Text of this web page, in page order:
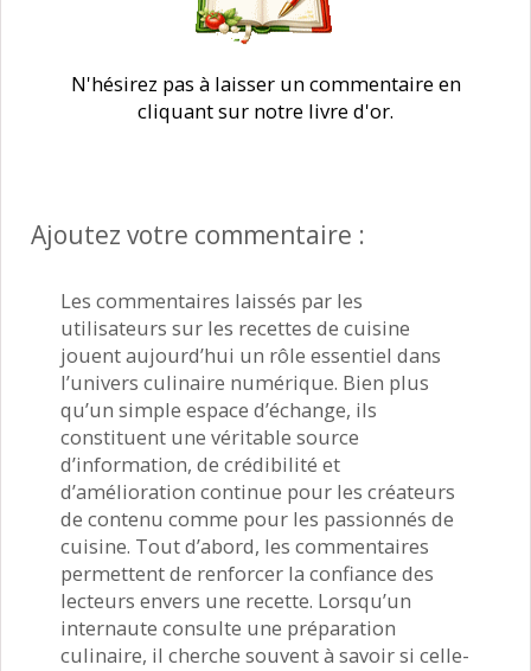
N'hésirez pas à laisser un commentaire en
cliquant sur notre livre d'or.
Ajoutez votre commentaire :
Les commentaires laissés par les
utilisateurs sur les recettes de cuisine
jouent aujourd’hui un rôle essentiel dans
l’univers culinaire numérique. Bien plus
qu’un simple espace d’échange, ils
constituent une véritable source
d’information, de crédibilité et
d’amélioration continue pour les créateurs
de contenu comme pour les passionnés de
cuisine. Tout d’abord, les commentaires
permettent de renforcer la confiance des
lecteurs envers une recette. Lorsqu’un
internaute consulte une préparation
culinaire, il cherche souvent à savoir si celle-